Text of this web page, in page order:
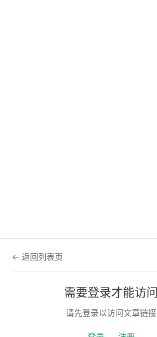
← 返回列表页
需要登录才能访问
请先登录以访问文章链接